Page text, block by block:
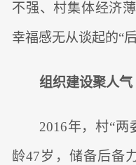
不强、村集体经济
幸福感无从谈起的“后
组织建设聚人气
2016年，村“两
龄47岁，储备后备